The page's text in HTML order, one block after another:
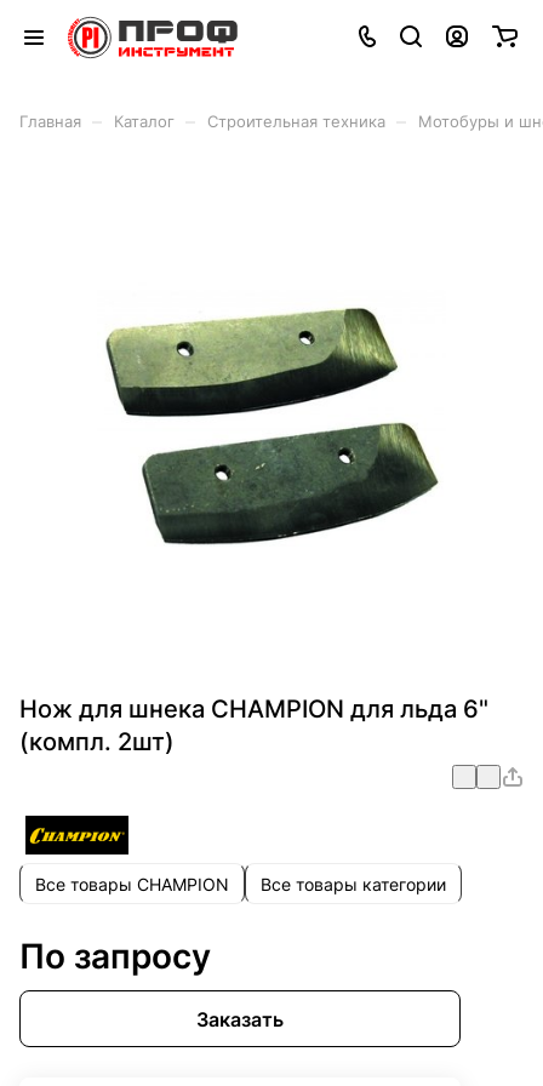
Главная Каталог Строительная техника Мотобуры и
Нож для шнека CHAMPION для льда 6"
(компл. 2шт)
Все товары CHAMPION Все товары категории
По запросу
Заказать